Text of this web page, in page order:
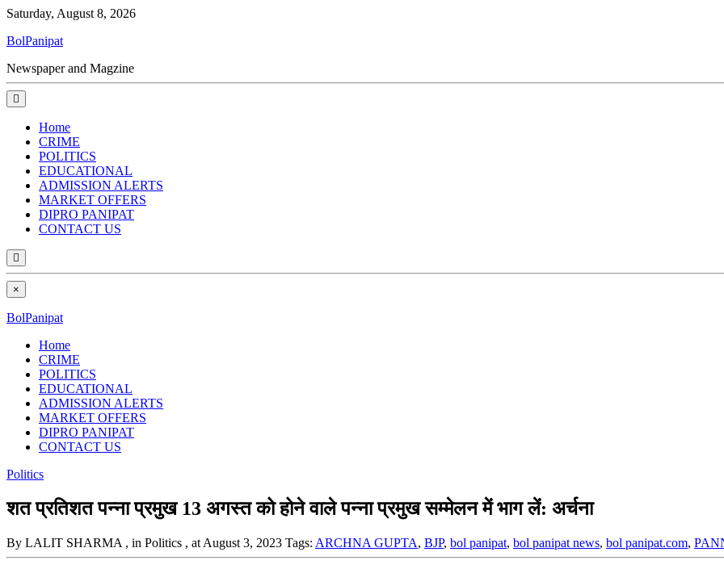
Saturday, August 8, 2026
BolPanipat
Newspaper and Magzine
Home
CRIME
POLITICS
EDUCATIONAL
ADMISSION ALERTS
MARKET OFFERS
DIPRO PANIPAT
CONTACT US
×
BolPanipat
Home
CRIME
POLITICS
EDUCATIONAL
ADMISSION ALERTS
MARKET OFFERS
DIPRO PANIPAT
CONTACT US
Politics
शत प्रतिशत पन्ना प्रमुख 13 अगस्त को होने वाले पन्ना प्रमुख सम्मेलन में भाग लें: अर्चना
By LALIT SHARMA , in Politics , at August 3, 2023 Tags: ARCHNA GUPTA, BJP, bol panipat, bol panipat news, bol panipat.com,